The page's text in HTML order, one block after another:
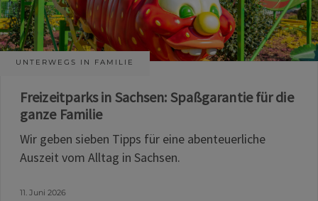
UNTERWEGS IN FAMILIE
Freizeitparks in Sachsen: Spaßgarantie für die
ganze Familie
Wir geben sieben Tipps für eine abenteuerliche
Auszeit vom Alltag in Sachsen.
11. Juni 2026